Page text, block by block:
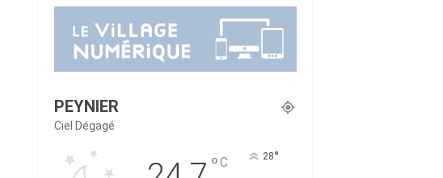
PEYNIER
Ciel Dégagé
°C 28°